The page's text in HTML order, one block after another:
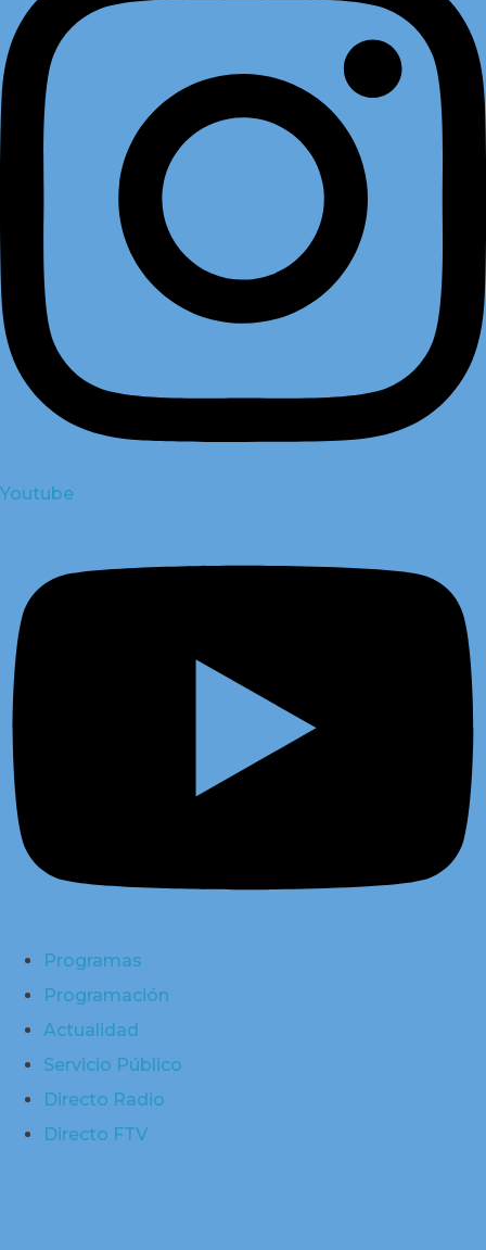
Youtube
Programas
Programación
Actualidad
Servicio Público
Directo Radio
Directo FTV